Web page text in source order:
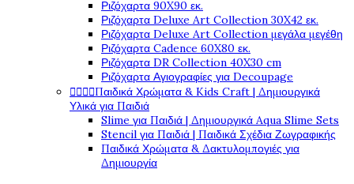
Ριζόχαρτα 90X90 εκ.
Ριζόχαρτα Deluxe Art Collection 30X42 εκ.
Ριζόχαρτα Deluxe Art Collection μεγάλα μεγέθη
Ριζόχαρτα Cadence 60X80 εκ.
Ριζόχαρτα DR Collection 40X30 cm
Ριζόχαρτα Αγιογραφίες για Decoupage
Παιδικά Χρώματα & Kids Craft | Δημιουργικά
Υλικά για Παιδιά
Slime για Παιδιά | Δημιουργικά Aqua Slime Sets
Stencil για Παιδιά | Παιδικά Σχέδια Ζωγραφικής
Παιδικά Χρώματα & Δακτυλομπογιές για
Δημιουργία